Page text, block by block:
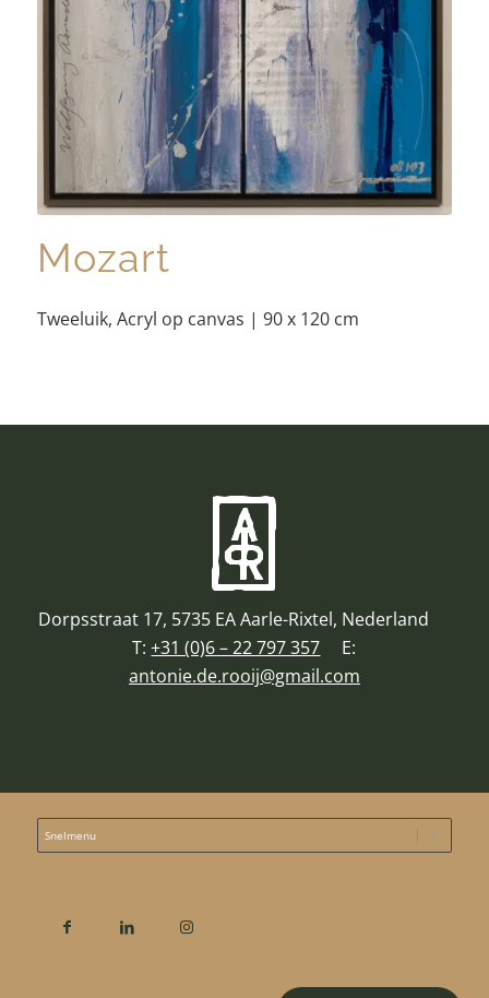
Mozart
Tweeluik, Acryl op canvas | 90 x 120 cm
Dorpsstraat 17, 5735 EA Aarle-Rixtel, Nederland
T:+31 (0)6 – 22 797 357 E:
antonie.de.rooij@gmail.com